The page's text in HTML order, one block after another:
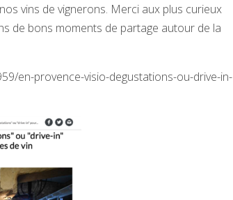
vins de vignerons. Merci aux plus curieux
de bons moments de partage autour de la
en-provence-visio-degustations-ou-drive-in-